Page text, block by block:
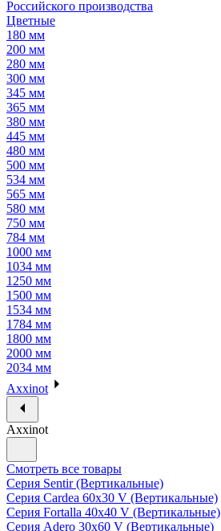
Российского производства
Цветные
180 мм
200 мм
280 мм
300 мм
345 мм
365 мм
380 мм
445 мм
480 мм
500 мм
534 мм
565 мм
580 мм
750 мм
784 мм
1000 мм
1034 мм
1250 мм
1500 мм
1534 мм
1784 мм
1800 мм
2000 мм
2034 мм
Axxinot
Axxinot
Смотреть все товары
Серия Sentir (Вертикальные)
Серия Cardea 60х30 V (Вертикальные)
Серия Fortalla 40х40 V (Вертикальные)
Серия Adero 30х60 V (Вертикальные)